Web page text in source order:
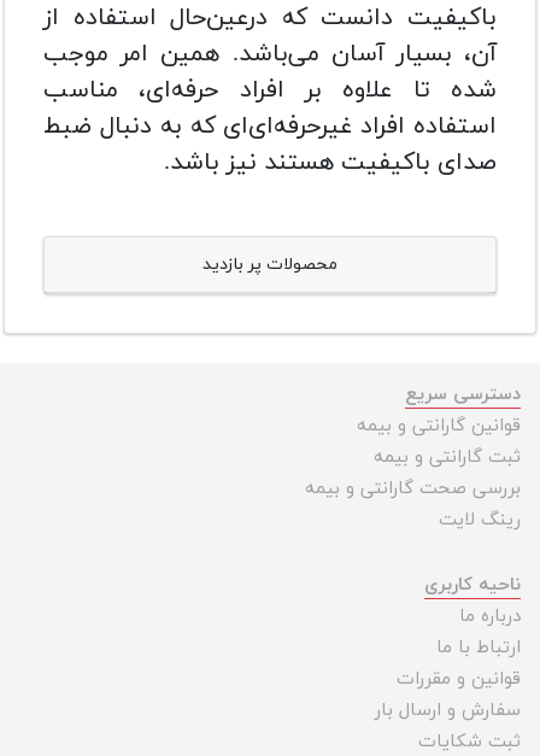
باکیفیت دانست که درعین‌حال استفاده از
آن، بسیار آسان می‌باشد. همین امر موجب
شده تا علاوه بر افراد حرفه‌ای، مناسب
استفاده افراد غیرحرفه‌ای‌ای که به دنبال ضبط
صدای باکیفیت هستند نیز باشد.
محصولات پر بازدید
دسترسی سریع
قوانین گارانتی و بیمه
ثبت گارانتی و بیمه
بررسی صحت گارانتی و بیمه
رینگ لایت
ناحیه کاربری
درباره ما
ارتباط با ما
قوانین و مقررات
سفارش و ارسال بار
ثبت شکایات